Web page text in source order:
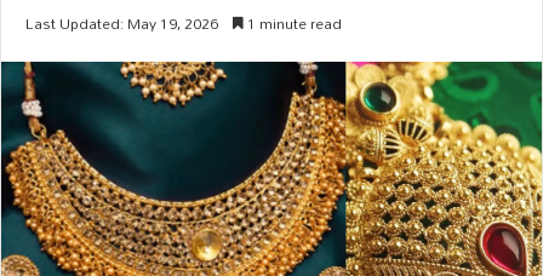
Last Updated: May 19, 2026
1 minute read